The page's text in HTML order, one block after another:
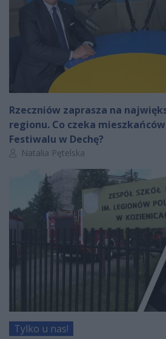
Rzeczniów zaprasza na
regionu. Co czeka
Festiwalu w Dechę?
Autor artykułu:
Natalia Pętelska
Tylko u nas!